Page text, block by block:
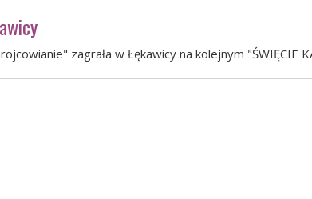
zagrała w Łękawicy na kolejnym "ŚWIĘCIE